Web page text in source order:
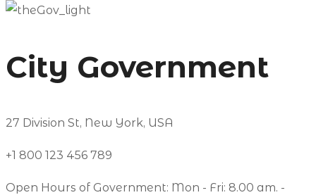
City Government
27 Division St, New York, USA
+1 800 123 456 789
Open Hours of Government: Mon - Fri: 8.00 am. -